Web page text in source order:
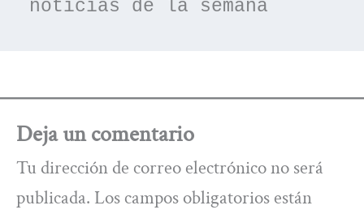
noticias de la semana
Deja un comentario
Tu dirección de correo electrónico no será
publicada. Los campos obligatorios están